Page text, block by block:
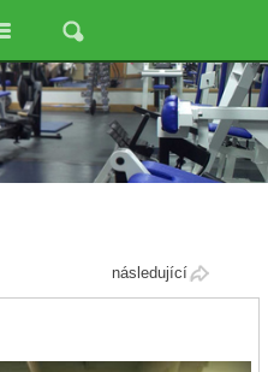
následující